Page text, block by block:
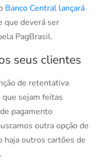
Banco Central lançará
que deverá ser
PagBrasil.
seus clientes
de retentativa
sejam feitas
pagamento
outra opção de
haja outros cartões de